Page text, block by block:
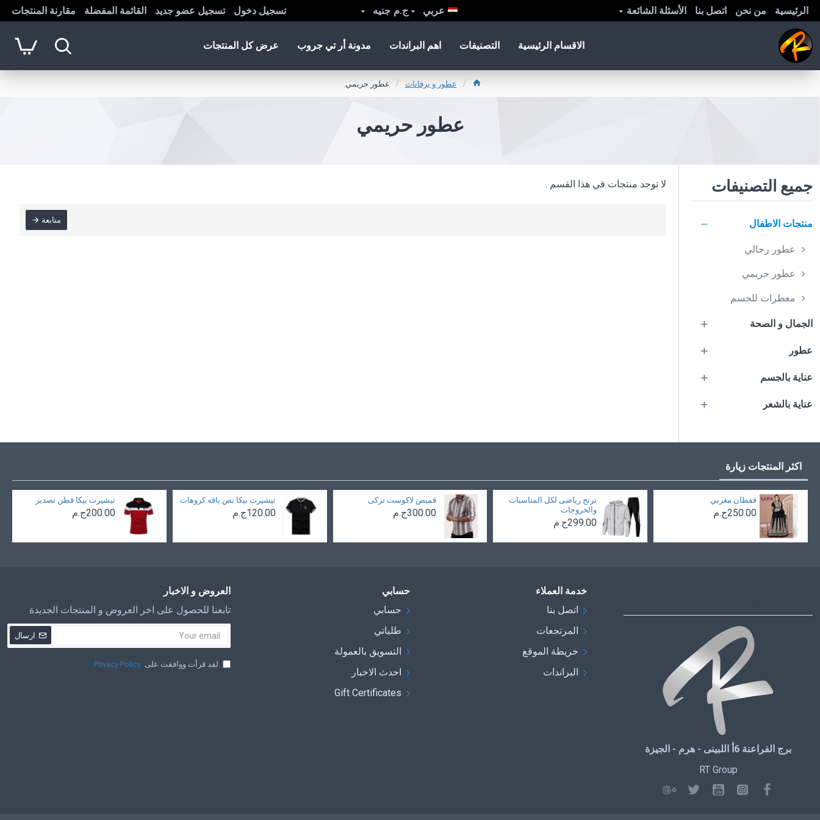
الرئيسية من نحن اتصل بنا الأسئلة الشائعة عربي ج.م جنيه تسجيل دخول تسجيل عضو جديد القائمة المفضلة مقارنة المنتجات
الاقسام الرئيسية التصنيفات اهم البراندات مدونة أر تي جروب عرض كل المنتجات
عطور و برفانات عطور حريمي
عطور حريمي
جميع التصنيفات
منتجات الاطفال
عطور رجالي
عطور حريمي
معطرات للجسم
الجمال و الصحة
عطور
عناية بالجسم
عناية بالشعر
لا توجد منتجات في هذا القسم .
متابعة
اكثر المنتجات زيارة
قفطان مغربي
250.00ج.م
ترنج رياضى لكل المناسبات
والخروجات
299.00ج.م
قميص لاكوست تركى
300.00ج.م
تيشيرت بيكا نص ياقه كروهات
120.00ج.م
تيشيرت بيكا قطن تصدير
200.00ج.م
برج الفراعنة 6أ اللبينى - هرم - الجيزة
RT Group
خدمة العملاء
اتصل بنا
المرتجعات
خريطة الموقع
البراندات
حسابي
حسابي
طلباتي
التسويق بالعمولة
احدث الاخبار
Gift Certificates
العروض و الاخبار
تابعنا للحصول على اخر العروض و المنتجات الجديدة
ارسال
لقد قرأت ووافقت على Privacy Policy